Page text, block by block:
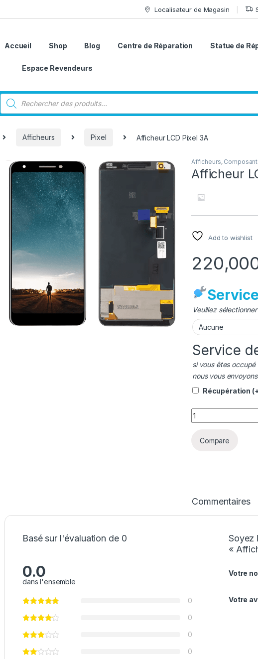
Localisateur de Magasin
Accueil Shop Blog Centre de Réparation Statue de
Espace Revendeurs
Recherche de produits
Afficheurs Pixel Afficheur LCD Pixel 3A
Afficheurs,
Afficheur
Add to wishlist
Veuillez
Service
si vous êtes
nous vous
Récupération
quantité Afficheur
Compare
Commentaires
Basé sur l'évaluation de 0
0.0
dans l'ensemble
0
0
0
0
Soyez
«
Votre
Votre